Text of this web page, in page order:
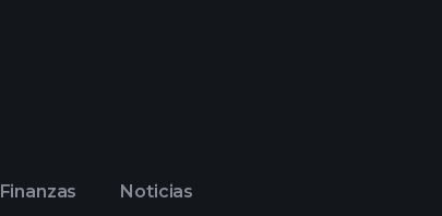
Finanzas Noticias